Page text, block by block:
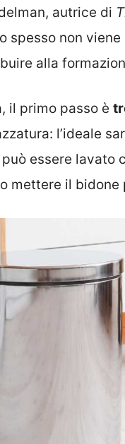
autrice di
spesso non
alla
il primo passo è
l’ideale
essere lavato
mettere il bidone